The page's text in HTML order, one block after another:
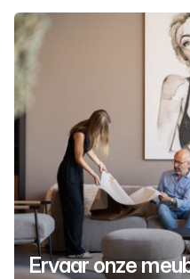
Ervaar onze